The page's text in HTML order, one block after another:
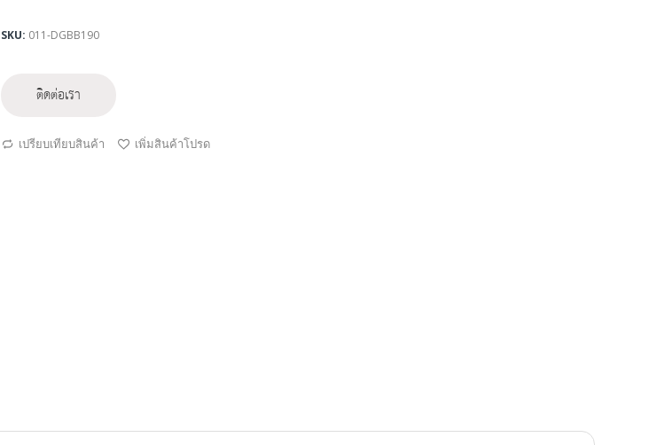
SKU 011-DGBB190
ติดต่อเรา
เปรียบเทียบสินค้า เพิ่มสินค้าโปรด